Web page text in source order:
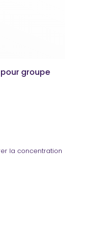
groupe
la concentration